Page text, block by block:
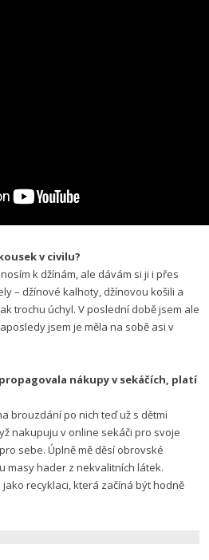
v civilu?
k džínám, ale dávám si ji i přes
– džínové kalhoty, džínovou košili a
trochu úchyl. V poslední době jsem ale
jsem je měla na sobě asi v
nákupy v sekáčích, platí
brouzdání po nich teď už s dětmi
nakupuju v online sekáči pro svoje
sebe. Úplně mě děsí obrovské
masy hader z nekvalitních látek.
recyklaci, která začíná být hodně